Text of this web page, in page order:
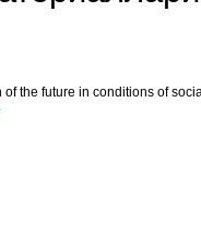
the future in conditions of